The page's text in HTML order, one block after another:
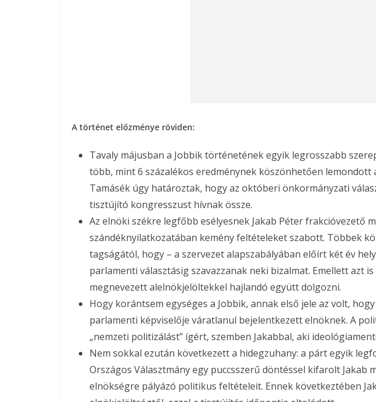
A történet előzménye röviden:
Tavaly májusban a Jobbik történetének egyik legrosszabb
több, mint 6 százalékos eredménynek köszönhetően lemondott
Tamásék úgy határoztak, hogy az októberi önkormányzati
tisztújító kongresszust hívnak össze.
Az elnöki székre legfőbb esélyesnek Jakab Péter frakcióvezető
szándéknyilatkozatában kemény feltételeket szabott. Többek
tagságától, hogy – a szervezet alapszabályában előírt két év
parlamenti választásig szavazzanak neki bizalmat. Emellett azt
megnevezett alelnökjelöltekkel hajlandó együtt dolgozni.
Hogy korántsem egységes a Jobbik, annak első jele az volt,
parlamenti képviselője váratlanul bejelentkezett elnöknek. A
„nemzeti politizálást” ígért, szemben Jakabbal, aki
Nem sokkal ezután következett a hidegzuhany: a párt egyik
Országos Választmány egy puccsszerű döntéssel kifarolt Jakab
elnökségre pályázó politikus feltételeit. Ennek következtében